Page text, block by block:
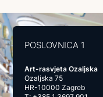
POSLOVNICA 1
Art-rasvjeta Ozaljska
Ozaljska 75
HR-10000 Zagreb